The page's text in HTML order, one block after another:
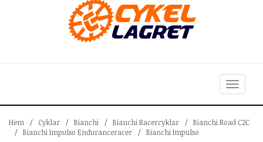
Toggle
navigation
Hem / Cyklar / Bianchi / Bianchi Racercyklar / Bianchi Road C2C
/ Bianchi Impulso Enduranceracer / Bianchi Impulso